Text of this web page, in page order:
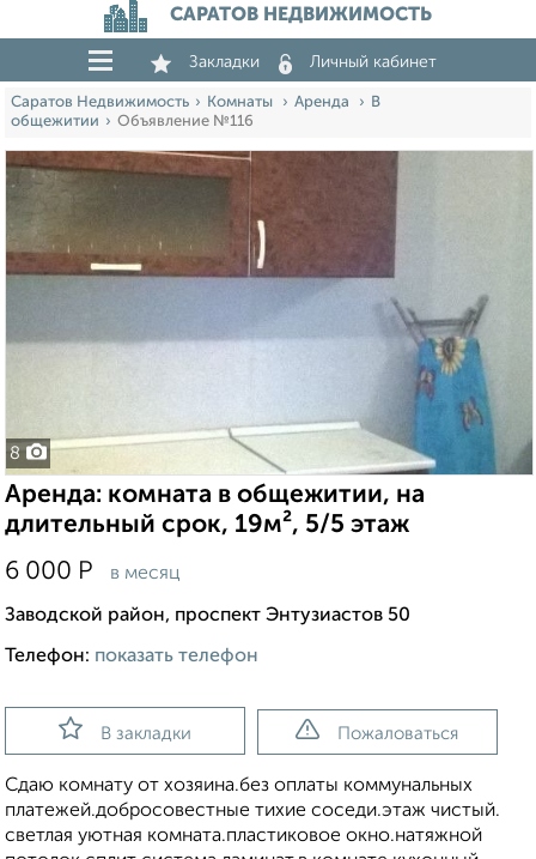
САРАТОВ НЕДВИЖИМОСТЬ
Закладки Личный кабинет
Саратов Недвижимость Комнаты Аренда
В
общежитии
Объявление №116
8
Аренда: комната в общежитии, на
длительный срок, 19м², 5/5 этаж
6 000 Р в месяц
Заводской район, проспект Энтузиастов 50
Телефон: показать телефон
В закладки Пожаловаться
Сдаю комнату от хозяина.без оплаты коммунальных
платежей.добросовестные тихие соседи.этаж чистый.
светлая уютная комната.пластиковое окно.натяжной